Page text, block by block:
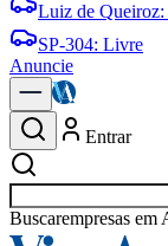
Luiz de Queiroz:
SP-304: Livre
Anuncie
Entrar
Buscaresportes